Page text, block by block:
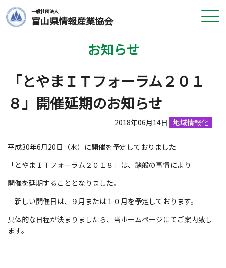
一般社団法人
富山県情報産業協会
お知らせ
「とやまＩＴフォーラム２０１
８」開催延期のお知らせ
2018年06月14日 地域情報化
平成30年6月20日（水）に開催を予定しておりました
「とやまＩＴフォーラム２０１８」は、諸般の事情により
開催を延期することとなりました。
新しい開催日は、９月または１０月を予定しております。
具体的な日程が決まりましたら、当ホームページにてご案内致し
ます。